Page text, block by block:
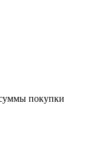
покупки